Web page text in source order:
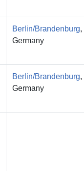
Berlin/Brandenburg,
Germany
Berlin/Brandenburg,
Germany